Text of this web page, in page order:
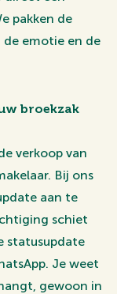
pakken de
emotie en de
broekzak
verkoop van
Bij ons
aan te
schiet
statusupdate
Je weet
gewoon in